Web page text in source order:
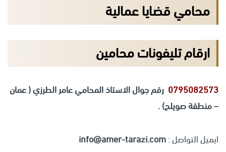
محامي قضايا عمالية
ارقام تليفونات محامين
0795082573 رقم جوال الاستاذ المحامي عامر الطرزي ( عمان
– منطقة صويلح) .
ايميل التواصل :info@amer-tarazi.com